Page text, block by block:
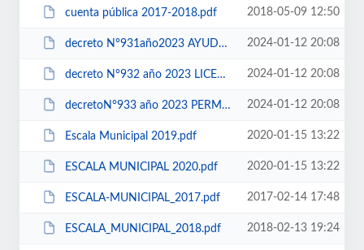
cuenta pública 2017-2018.pdf 2018-05-09 12:50
decreto N°931año2023 AYUDAS SOCIALES.pdf 2024-01-12 20:08
decreto N°932 año 2023 LICENCIAS.pdf 2024-01-12 20:08
decretoN°933 año 2023 PERMISOS CIRCULACION.pdf 2024-01-12 20:08
Escala Municipal 2019.pdf 2020-01-15 13:22
ESCALA MUNICIPAL 2020.pdf 2020-01-15 13:22
ESCALA-MUNICIPAL_2017.pdf 2017-02-14 17:48
ESCALA_MUNICIPAL_2018.pdf 2018-02-13 19:24